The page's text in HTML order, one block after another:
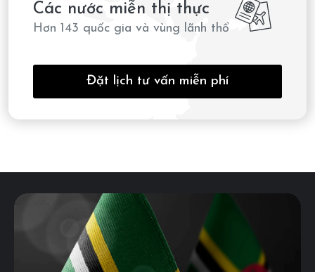
Các nước miễn thị thực
Hơn 143 quốc gia và vùng lãnh thổ
Đặt lịch tư vấn miễn phí